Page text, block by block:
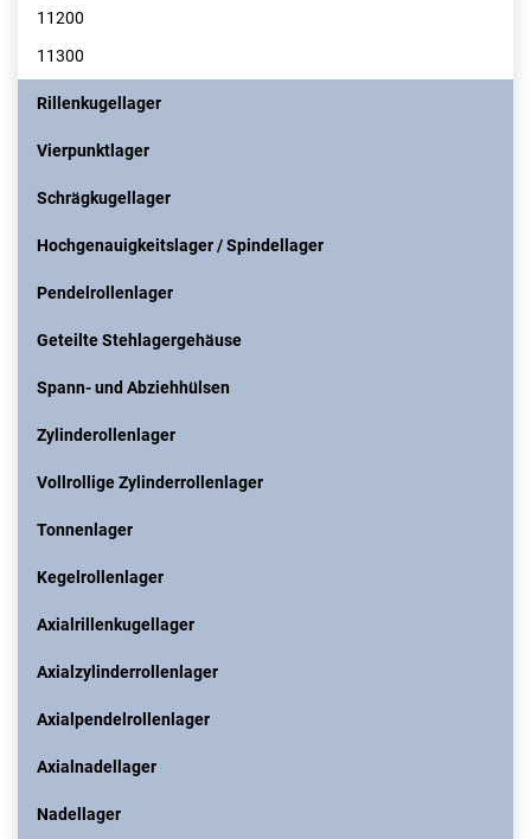
11200
11300
Rillenkugellager
Vierpunktlager
Schrägkugellager
Hochgenauigkeitslager / Spindellager
Pendelrollenlager
Geteilte Stehlagergehäuse
Spann- und Abziehhülsen
Zylinderollenlager
Vollrollige Zylinderrollenlager
Tonnenlager
Kegelrollenlager
Axialrillenkugellager
Axialzylinderrollenlager
Axialpendelrollenlager
Axialnadellager
Nadellager